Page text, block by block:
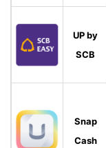
UP by
SCB
Snap
Cash